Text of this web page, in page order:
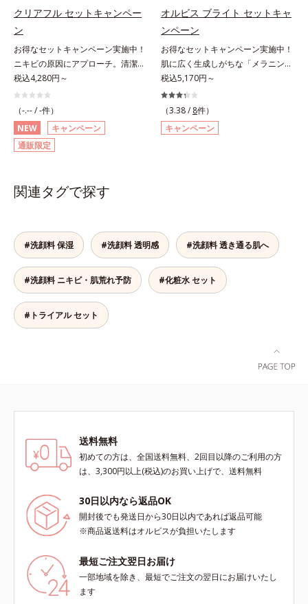
分(*7)として「G.D.F.アクティベー
ター(*8)」を配合。そして、従来か
ら配合している美白有効成分「トラ
ネキサム酸」を配合しました。さら
に、シリーズ共通の美容成分(*7)
「GLルートブースター(*9)」を配合
することで、肌のふっくら感や透明
感を叶えます。美白ケアしながら多
角的なエイジングケアが叶うシリー
ズに。3ステップで上向き(*10)のハ
リと透明感を。効果的なシナジー設
え、シミ・ソバカスを防ぐ（ウォッ
たお手入れのこと*4 うるおいによ
る*5 乾燥、ハリ・ツヤのなさ
*6 乾燥による*7 保湿成分*8
ロニセラカエルレア果汁、ノバラエ
キス配合＝うるおいを与えハリと透
明感に満ちた肌へ導く保湿成分*9
メマツヨイグサ抽出液、スイカズラ
りません。
容成分(*7)として「G.D.F.アクティ
ベーター(*8)」を配合。そして、従
来から配合している美白有効成分
「トラネキサム酸」を配合しまし
た。さらに、シリーズ共通の美容成
分(*7)「GLルートブースター(*9)」
を配合することで、肌のふっくら感
や透明感を叶えます。美白ケアしな
がら多角的なエイジングケアが叶う
シリーズに。3ステップで上向き
年齢に応じたお手入れのこと*4 う
るおいによる*5 乾燥、ハリ・ツヤ
のなさ*6 乾燥による*7 保湿成分*8
ロニセラカエルレア果汁、ノバラエ
キス配合＝うるおいを与えハリと透
分・油分を保ち、ハリ・ツヤを与え
る保湿成分*10 気持ちのこと各商品
ら
クリアフル セットキャンペー
ン
お得なセットキャンペーン実施中！
ニキビの原因にアプローチ。清潔な
垢抜け肌(*1)へ。「ニキビをくり返
してしまう」「毛穴目立ち(*2)が気
になる」「マスク生活であごや口ま
わりのニキビが気になる」というお
悩みに。くり返しニキビの根本原因
「肌のバリア機能の低下」と、肌悩
ンケアシリーズです。5種の和漢植
機能を維持。ニキビができにくい肌
を目指します。さらにビタミンC誘
導体(*3)と5種の整肌成分(*4)から成
る「ナノVCショットカプセル(*5)」
を配合。カプセルが浸透(*6)してか
ら成分を放出する特殊技術によっ
て、高い浸透力(*6)と安定性を実
いいただけます(*8)。L＝さっぱり
脂性肌～普通肌）M＝しっとりタイ
プ（ニキビのできやすい肌・普通肌
～乾性肌）*1 洗浄による汚れの除
ヘキシルデカン酸アスコルビル配合
＝整肌成分*4 天然ビタミンE、イノ
シット、フィチン酸、ユズセラミ
ド、スフィンゴ糖脂質*5 テトラ2-
ヘキシルデカン酸アスコルビル、天
然ビタミンE、イノシット、フィチ
ン酸、ユズセラミド、スフィンゴ糖
脂質配合＝肌をなめらかに整える整
税込4,280円～
（-.-- / -件）
NEW
キャンペーン
通販限定
オルビス ブライト セットキャ
ンペーン
お得なセットキャンペーン実施中！
肌に広く生成しがちな「メラニンに
じみ(*1)」の原因をブロック(*2)！
澄み渡る輝き透明肌(*3)へ。業界初
(*4)知見「メラニンの第三のルー
ト」である「横のひろがり」に着目
して、全方位から透明肌を目指すブ
感を阻害する原因を引き起こしてい
ることがわかりました。そこでオル
ビス ブライト シリーズは「メラニ
ンにじみ」に着目して「高圧処理ビ
タミンC(*7)」を採用。肌奥(*6)まで
VCコンプレックス(*8)」が、透明感
を阻害する原因(*9)にアプローチし
に、肌荒れ防止有効成分と速効性と
ケアのアプローチによって、肌本来
の輝きを生かして澄み渡る、輝き透
プ（脂性肌～普通肌）M＝しっとり
タイプ（普通肌～乾性肌）*1 シ
ミ・ソバカスが肌表面にあらわれる
ミ・ソバカスを防ぐ*3 うるおいに
よる透明感のある肌*4 日本化粧品
業界で初めてメラニンの第三のルー
税込5,170円～
（3.38 / 8件）
キャンペーン
関連タグで探す
#洗顔料 保湿 #洗顔料 透明感 #洗顔料 透き通る肌へ
#洗顔料 ニキビ・肌荒れ予防 #化粧水 セット
#トライアル セット
送料無料
初めての方は、全国送料無料、2回目以降のご利用の方
は、3,300円以上(税込)のお買い上げで、送料無料
30日以内なら返品OK
開封後でも発送日から30日以内であれば返品可能
※商品返送料はオルビスが負担いたします
最短ご注文翌日お届け
一部地域を除き、最短でご注文の翌日にお届けいたし
ます